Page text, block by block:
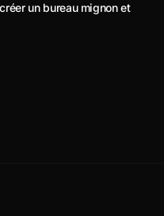
un bureau mignon et